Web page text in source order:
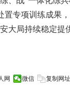
专项训练成果
大局持续稳定提
网 微信 复制网址